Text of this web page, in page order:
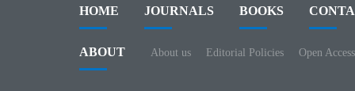
HOME JOURNALS BOOKS
ABOUT About us Editorial Policies Open